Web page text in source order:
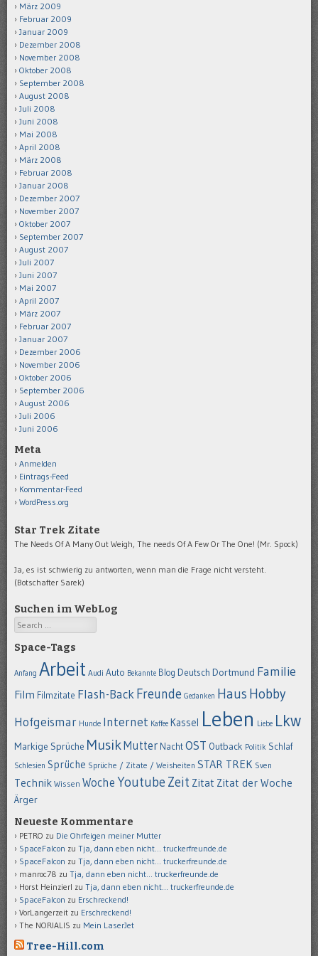
März 2009
Februar 2009
Januar 2009
Dezember 2008
November 2008
Oktober 2008
September 2008
August 2008
Juli 2008
Juni 2008
Mai 2008
April 2008
März 2008
Februar 2008
Januar 2008
Dezember 2007
November 2007
Oktober 2007
September 2007
August 2007
Juli 2007
Juni 2007
Mai 2007
April 2007
März 2007
Februar 2007
Januar 2007
Dezember 2006
November 2006
Oktober 2006
September 2006
August 2006
Juli 2006
Juni 2006
Meta
Anmelden
Eintrags-Feed
Kommentar-Feed
WordPress.org
Star Trek Zitate
The Needs Of A Many Out Weigh, The needs Of A Few Or The One! (Mr. Spock)
Ja, es ist schwierig zu antworten, wenn man die Frage nicht versteht.
(Botschafter Sarek)
Suchen im WebLog
Search
Space-Tags
Anfang Arbeit Audi Auto Bekannte Blog Deutsch Dortmund Familie
Film Filmzitate Flash-BackFreunde Gedanken Haus Hobby
Hofgeismar Hunde Internet Kaffee Kassel Leben Liebe Lkw
Markige Sprüche MusikMutter NachtOST Outback Politik Schlaf
Schlesien Sprüche Sprüche / Zitate / Weisheiten STAR TREK Sven
Technik Wissen Woche Youtube Zeit Zitat Zitat der Woche
Ärger
Neueste Kommentare
PETRO zu Die Ohrfeigen meiner Mutter
SpaceFalcon zu Tja, dann eben nicht… truckerfreunde.de
SpaceFalcon zu Tja, dann eben nicht… truckerfreunde.de
manroc78 zu Tja, dann eben nicht… truckerfreunde.de
Horst Heinzierl zu Tja, dann eben nicht… truckerfreunde.de
SpaceFalcon zu Erschreckend!
VorLangerzeit zu Erschreckend!
The NORIALIS zu Mein LaserJet
Tree-Hill.com